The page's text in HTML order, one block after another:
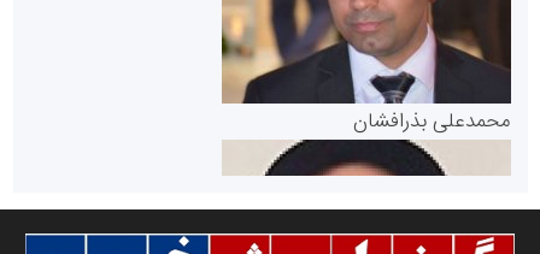
پایگاه خبری گفتمان یزد
محمدعلی بذرافشان